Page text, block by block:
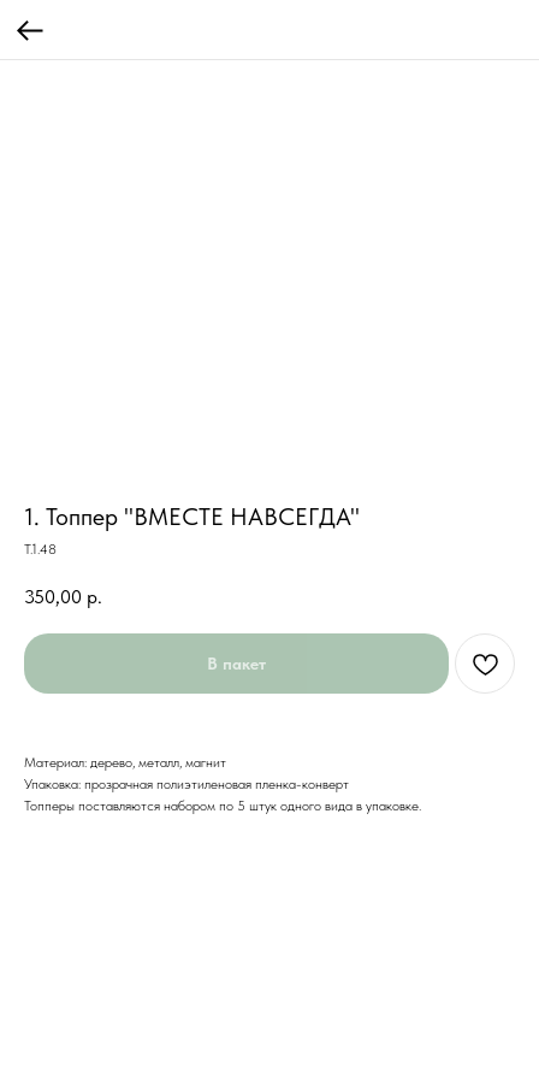
1. Топпер "ВМЕСТЕ НАВСЕГДА"
Т.1.48
350,00 р.
В пакет
Материал: дерево, металл, магнит
Упаковка: прозрачная полиэтиленовая пленка-конверт
Топперы поставляются набором по 5 штук одного вида в упаковке.